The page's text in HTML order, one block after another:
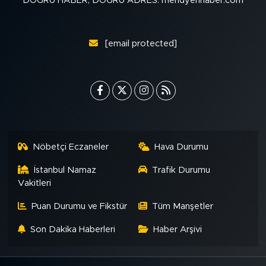
[email protected]
Nöbetçi Eczaneler Hava Durumu
İstanbul Namaz
Vakitleri
Trafik Durumu
Puan Durumu ve Fikstür Tüm Manşetler
Son Dakika Haberleri Haber Arşivi
MEDYA KÖŞESİ
ALINTI YAZARLAR